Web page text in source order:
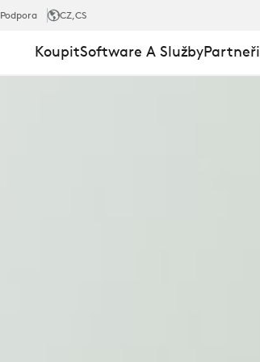
Podpora CZ,CS
KoupitSoftware A SlužbyPartneři